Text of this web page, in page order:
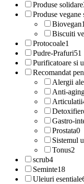
Produse solidare
Produse vegane
Biovegan
Biscuiti
Protocoale1
Pudre-Prafuri51
Purificatoare si
Recomandat
Alergii
Anti-
Articulatii
Gastro-
Prostata0
Sistemul
Tonus2
scrub4
Seminte18
Uleiuri esentiale